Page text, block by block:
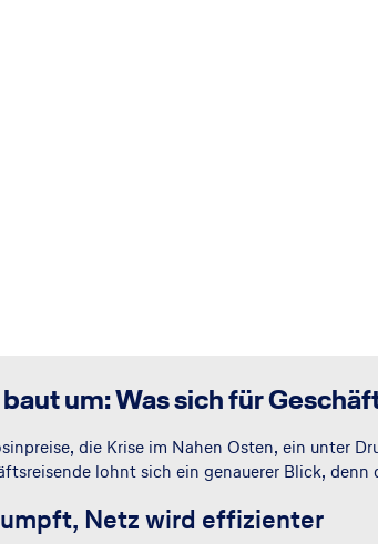
um: Was sich für
die Krise im Nahen Osten, ein unter
lohnt sich ein genauerer Blick,
Netz wird effizienter